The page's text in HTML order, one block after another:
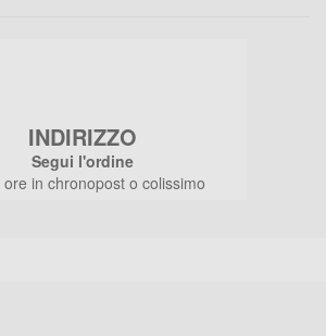
INDIRIZZO
Segui l'ordine
in chronopost o colissimo